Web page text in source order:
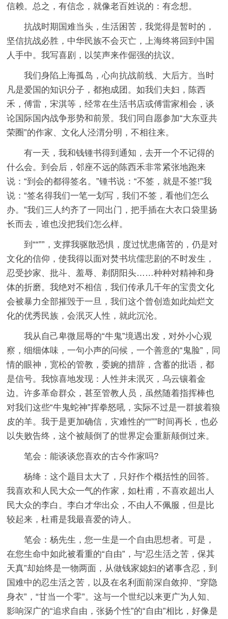
信赖。总之，有信念，就像老百姓说的：有念想。
抗战时期国难当头，生活困苦，我觉得是暂时的，
坚信抗战必胜，中华民族不会灭亡，上海终将回到中国
人手中。我写喜剧，以笑声来作倔强的抗议。
我们身陷上海孤岛，心向抗战前线、大后方。当时
凡是爱国的知识分子，都抱成团。如我们夫妇，陈西
禾，傅雷，宋淇等，经常在生活书店或傅雷家相会，谈
论国际国内战争形势和前景。我们同自愿参加“大东亚共
荣圈”的作家、文化人泾渭分明，不相往来。
有一天，我和钱锺书得到通知，去开一个不记得的
什么会。到会后，邻座不远的陈西禾非常紧张地跑来
说：“到会的都得签名。”锺书说：“不签，就是不签!”我
说：“签名得我们一笔一划写，我们不签，看他们怎么
办。”我们三人约齐了一同出门，把手插在大衣口袋里扬
长而去，谁也没把我们怎么样。
到““””，支撑我驱散恐惧，度过忧患痛苦的，仍是对
文化的信仰，使我得以面对焚书坑儒悲剧的不时发生，
忍受抄家、批斗、羞辱、剃阴阳头……种种对精神和身
体的折磨。我绝对不相信，我们传承几千年的宝贵文化
会被暴力全部摧毁于一旦，我们这个曾创造如此灿烂文
化的优秀民族，会泯灭人性，就此沉沦。
我从自己卑微屈辱的“牛鬼”境遇出发，对外小心观
察，细细体味，一句小声的问候，一个善意的“鬼脸”，同
情的眼神，宽松的管教，委婉的措辞，含蓄的批语，都
是信号。我惊喜地发现：人性并未泯灭，乌云镶着金
边。许多革命群众，甚至管教人员，虽然随着指挥棒也
对我们这些“牛鬼蛇神”挥拳怒吼，实际不过是一群披着狼
皮的羊。我于是更加确信，灾难性的““””时间再长，也必
以失败告终，这个被颠倒了的世界定会重新颠倒过来。
笔会：能谈谈您喜欢的古今作家吗?
杨绛：这个题目太大了，只好作个概括性的回答。
我喜欢和人民大众一气的作家，如杜甫，不喜欢超出人
民大众的李白。李白才华出众，不由人不佩服，但是比
较起来，杜甫是我最喜爱的诗人。
笔会：杨先生，您一生是一个自由思想者。可是，
在您生命中如此被看重的“自由”，与“忍生活之苦，保其
天真”却始终是一物两面，从做钱家媳妇的诸事含忍，到
国难中的忍生活之苦，以及在名利面前深自敛抑、“穿隐
身衣”，“甘当一个零”。这与一个世纪以来更广为人知、
影响深广的“追求自由，张扬个性”的“自由”相比，好像是